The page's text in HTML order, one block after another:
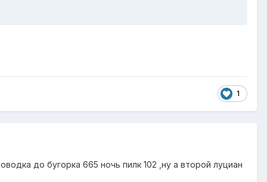
1
до бугорка 665 ночь пилк 102 ,ну а второй луциан